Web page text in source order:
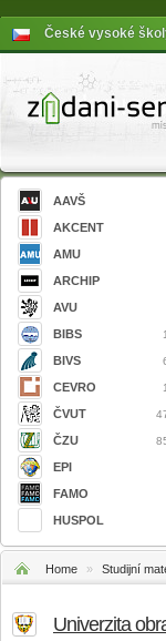
České vysoké
AAVŠ
AKCENT
AMU
ARCHIP
AVU
BIBS
BIVS
CEVRO
ČVUT
ČZU
EPI
FAMO
HUSPOL
Home » Studijní
Univerzita